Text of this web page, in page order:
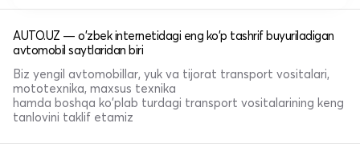
AUTO.UZ — o'zbek internetidagi eng ko'p tashrif buyuriladigan
avtomobil saytlaridan biri
Biz yengil avtomobillar, yuk va tijorat transport vositalari,
mototexnika, maxsus texnika
hamda boshqa ko'plab turdagi transport vositalarining keng
tanlovini taklif etamiz